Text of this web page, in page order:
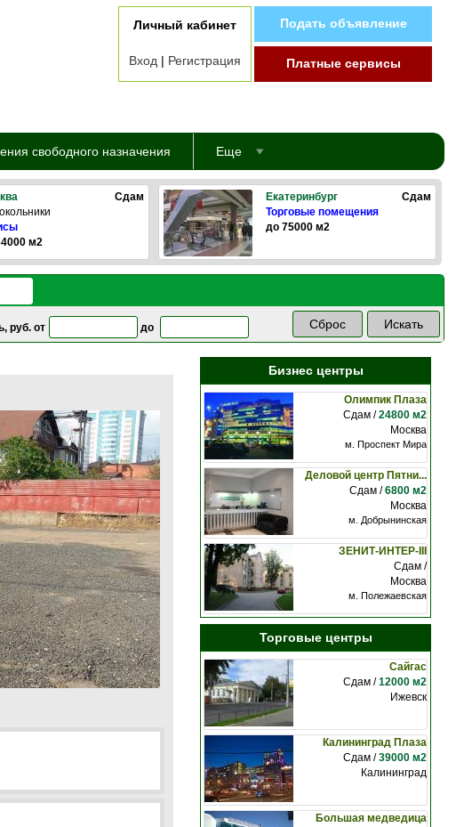
Личный кабинет
Вход | Регистрация
Подать объявление
Платные сервисы
свободного назначения Еще
Сдам
м2
Екатеринбург
Сдам
Торговые помещения
до 75000 м2
руб. от до
Бизнес центры
Олимпик Плаза
Сдам /24800 м2
Москва
м. Проспект Мира
Деловой центр Пятни...
Сдам /6800 м2
Москва
м. Добрынинская
ЗЕНИТ-ИНТЕР-III
Сдам /
Москва
м. Полежаевская
Торговые центры
Сайгас
Сдам /12000 м2
Ижевск
Калининград Плаза
Сдам /39000 м2
Калининград
Большая медведица